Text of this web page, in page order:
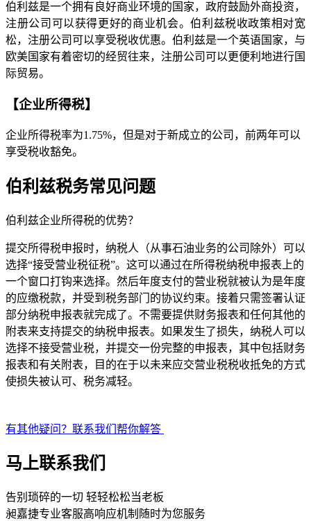
伯利兹是一个拥有良好商业环境的国家，政府鼓励外商投资，
注册公司可以获得更好的商业机会。伯利兹税收政策相对宽
松，注册公司可以享受税收优惠。伯利兹是一个英语国家，与
欧美国家有着密切的经贸往来，注册公司可以更便利地进行国
际贸易。
【企业所得税】
企业所得税率为1.75%，但是对于新成立的公司，前两年可以
享受税收豁免。
伯利兹税务常见问题
伯利兹企业所得税的优势？
提交所得税申报时，纳税人（从事石油业务的公司除外）可以
选择“接受营业税征税”。这可以通过在所得税纳税申报表上的
一个窗口打钩来选择。然后年度支付的营业税就被认为是年度
的应缴税款，并受到税务部门的协议约束。接着只需签署认证
部分纳税申报表就完成了。不需要提供财务报表和任何其他的
附表来支持提交的纳税申报表。如果发生了损失，纳税人可以
选择不接受营业税，并提交一份完整的申报表，其中包括财务
报表和有关附表，目的在于以未来应交营业税税收抵免的方式
使损失被认可、税务减轻。
有其他疑问？联系我们帮你解答
马上联系我们
告别琐碎的一切 轻轻松松当老板
昶嘉捷专业客服高响应机制随时为您服务